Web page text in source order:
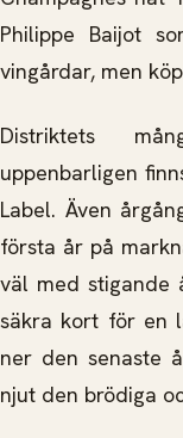
Philippe Baijot
vingårdar, men
Distriktets
uppenbarligen
Label. Även
första år på
väl med stigande
säkra kort för en
ner den senaste
njut den brödiga